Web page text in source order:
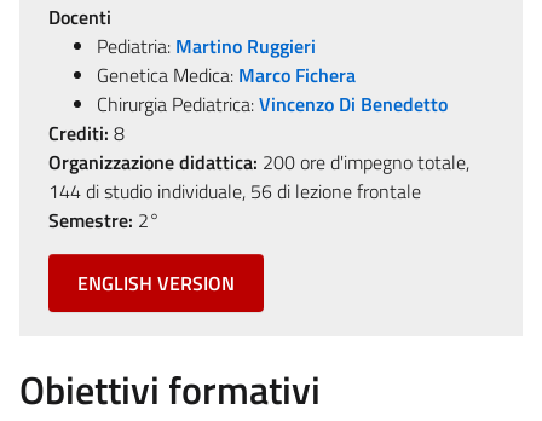
Docenti
Pediatria: Martino Ruggieri
Genetica Medica: Marco Fichera
Chirurgia Pediatrica:Vincenzo Di Benedetto
Crediti: 8
Organizzazione didattica: 200 ore d'impegno totale,
144 di studio individuale, 56 di lezione frontale
Semestre: 2°
ENGLISH VERSION
Obiettivi formativi